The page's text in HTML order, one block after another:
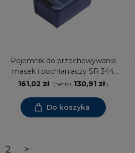
Pojemnik do przechowywania
masek i pochłaniaczy SR 344
Sundstrom
161,02 zł (netto: 130,91 zł)
Do koszyka
2 >